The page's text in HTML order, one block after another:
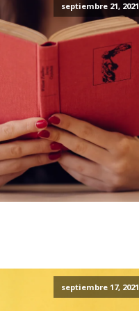
septiembre 21, 2021
septiembre 17, 2021